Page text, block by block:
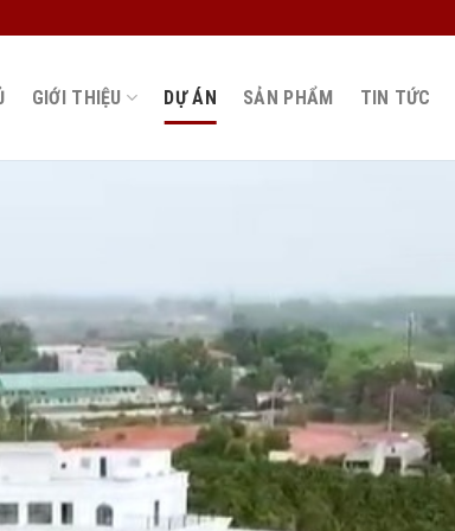
GIỚI THIỆU DỰ ÁN SẢN PHẨM TIN TỨC